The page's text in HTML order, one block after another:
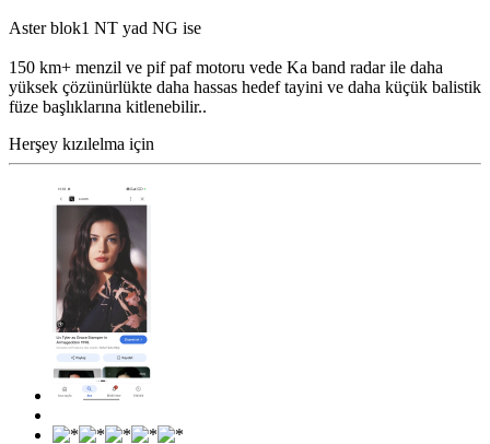
Aster blok1 NT yad NG ise
150 km+ menzil ve pif paf motoru vede Ka band radar ile daha
yüksek çözünürlükte daha hassas hedef tayini ve daha küçük balistik
füze başlıklarına kitlenebilir..
Herşey kızılelma için